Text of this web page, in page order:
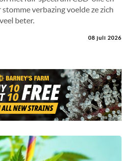
stomme verbazing voelde ze zich
beter.
08 juli 2026